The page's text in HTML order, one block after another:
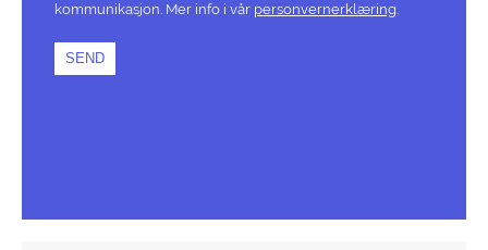
kommunikasjon. Mer info i vår personvernerklæring.